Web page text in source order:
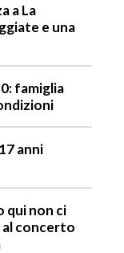
a La
e una
famiglia
anni
qui non ci
concerto